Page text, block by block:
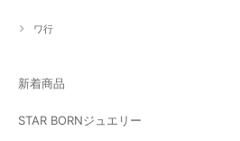
ワ行
新着商品
STAR BORNジュエリー